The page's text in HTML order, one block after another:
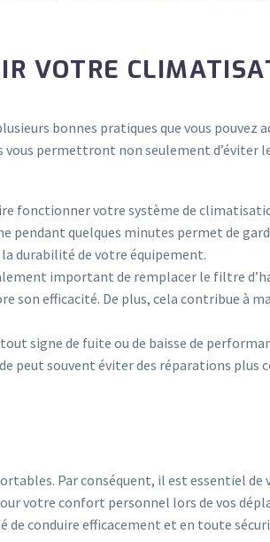
VOTRE
bonnes pratiques que vous pouvez
permettront non seulement d’éviter
fonctionner votre système de
pendant quelques minutes permet de
durabilité de votre équipement.
important de remplacer le filtre
son efficacité. De plus, cela contribue à
signe de fuite ou de baisse de
peut souvent éviter des réparations plus
Par conséquent, il est essentiel
votre confort personnel lors de vos
de conduire efficacement et en toute